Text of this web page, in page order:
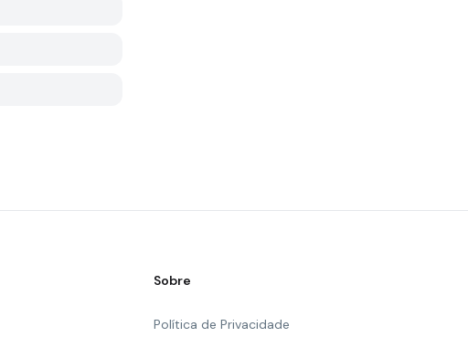
Sobre
Política de Privacidade